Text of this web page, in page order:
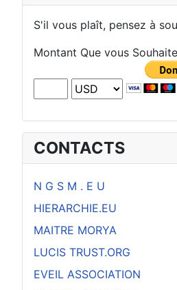
S'il vous plaît, pensez à
Montant Que vous
CONTACTS
N G S M . E U
HIERARCHIE.EU
MAITRE MORYA
LUCIS TRUST.ORG
EVEIL ASSOCIATION